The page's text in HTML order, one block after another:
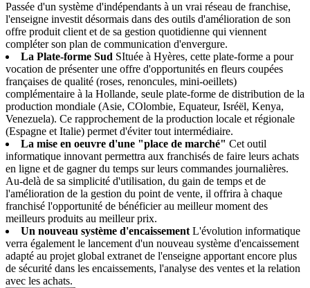
Passée d'un système d'indépendants à un vrai réseau de franchise,
l'enseigne investit désormais dans des outils d'amélioration de son
offre produit client et de sa gestion quotidienne qui viennent
compléter son plan de communication d'envergure.
La Plate-forme Sud SItuée à Hyères, cette plate-forme a pour
vocation de présenter une offre d'opportunités en fleurs coupées
françaises de qualité (roses, renoncules, mini-oeillets)
complémentaire à la Hollande, seule plate-forme de distribution de la
production mondiale (Asie, COlombie, Equateur, Isréël, Kenya,
Venezuela). Ce rapprochement de la production locale et régionale
(Espagne et Italie) permet d'éviter tout intermédiaire.
La mise en oeuvre d'une "place de marché" Cet outil
informatique innovant permettra aux franchisés de faire leurs achats
en ligne et de gagner du temps sur leurs commandes journalières.
Au-delà de sa simplicité d'utilisation, du gain de temps et de
l'amélioration de la gestion du point de vente, il offrira à chaque
franchisé l'opportunité de bénéficier au meilleur moment des
meilleurs produits au meilleur prix.
Un nouveau système d'encaissementL'évolution informatique
verra également le lancement d'un nouveau système d'encaissement
adapté au projet global extranet de l'enseigne apportant encore plus
de sécurité dans les encaissements, l'analyse des ventes et la relation
avec les achats.